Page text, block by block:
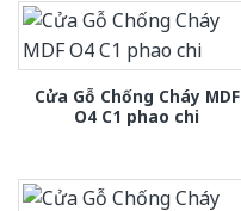
Cửa Gỗ Chống Cháy MDF
O4 C1 phao chi